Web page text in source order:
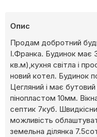
Опис
Продам добротний
І.Франка. Будинок має
кв.м),кухня світла і
новий котел. Будинок
Цегляний і має
пінопластом 10мм.
септик 7куб.
можливість
земельна ділянка